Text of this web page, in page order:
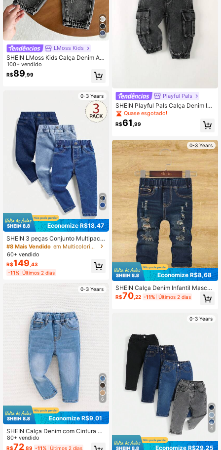
LMoss Kids
SHEIN LMoss Kids Calça Denim Az
ul Skinny Afunilada para Meninos P
equenos
100+ vendido
R$89 ,99
0-3 Years
Economize R$18,47
SHEIN 3 peças Conjunto Multipack
de Denim Casuais Elásticos para M
enino, Elegante para Outono/Invern
o
#8 Mais Vendido
em Multicolorido Bebê Meninos Jeans
60+ vendido
R$149 ,43
-11% Últimos 2 dias
0-3 Years
6
Economize R$9,01
SHEIN Calça Denim com Cintura El
ástica para Bebê Menino, Adequad
a para Uso Casual e Simples no Out
80+ vendido
R$72 ,89 -11% Últimos 2 dias
Playful Pals
SHEIN Playful Pals Calça Denim Inf
anto-Juvenil Masculina, Casual, Ve
rsátil e Fashion com estilo Workwea
r
Quase esgotado!
R$61 ,99
0-3 Years
Economize R$8,68
SHEIN Calça Denim Infantil Masculi
na Primavera Verão Sólida Lavada
com Bolso Rasgada, Verão
R$70 ,22 -11% Últimos 2 dias
0-3 Years
4
Economize R$29,25